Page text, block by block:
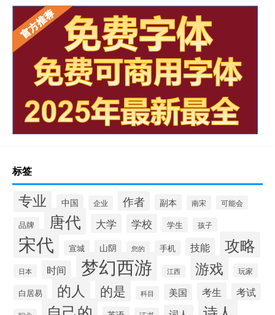
标签
专业 中国 企业 作者 副本 南宋 可能会
品牌 唐代 大学 学校 学生 孩子
宋代 宣城 山阴 您的 手机 技能 攻略
日本 时间 梦幻西游 江西 游戏 玩家
白居易 的人 的是 科目 美国 考生 考试